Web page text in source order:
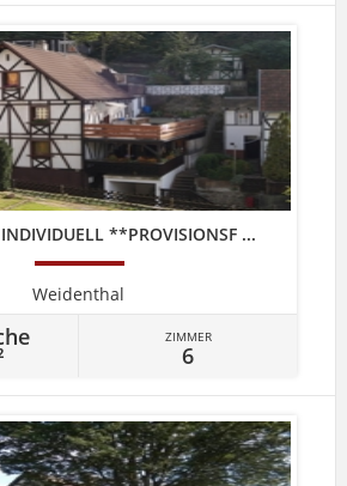
**PROVISIONSF ...
Weidenthal
ZIMMER
6